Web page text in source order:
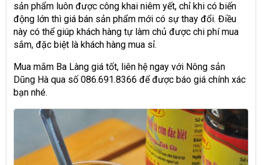
sản phẩm luôn được công khai niêm yết, chỉ khi có biến
động lớn thì giá bán sản phẩm mới có sự thay đổi. Điều
này có thể giúp khách hàng tự làm chủ được chi phí mua
sắm, đặc biệt là khách hàng mua sỉ.
Mua mắm Ba Làng giá tốt, liên hệ ngay với Nông sản
Dũng Hà qua số 086.691.8366 để được báo giá chính xác
bạn nhé.